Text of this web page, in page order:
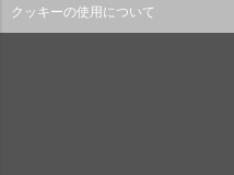
クッキーの使用について